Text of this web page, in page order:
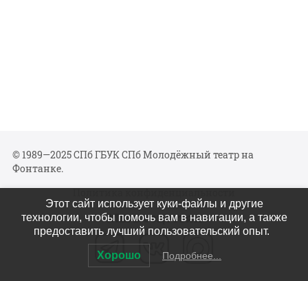
© 1989—2025 СПб ГБУК СПб Молодёжный театр на
Фонтанке.
Политика конфиденциальности
Мы в соцсетях
Этот сайт использует куки-файлы и другие
технологии, чтобы помочь вам в навигации, а также
предоставить лучший пользовательский опыт.
Хорошо Подробнее...